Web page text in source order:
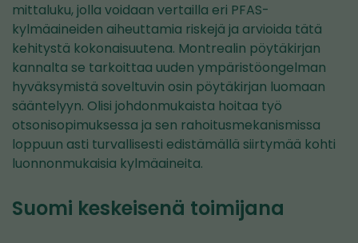
mittaluku, jolla voidaan vertailla eri PFAS-
kylmäaineiden aiheuttamia riskejä ja arvioida tätä
kehitystä kokonaisuutena. Montrealin pöytäkirjan
kannalta se tarkoittaa uuden ympäristöongelman
hyväksymistä soveltuvin osin pöytäkirjan luomaan
sääntelyyn. Olisi johdonmukaista hoitaa työ
otsonisopimuksessa ja sen rahoitusmekanismissa
loppuun asti turvallisesti edistämällä siirtymää kohti
luonnonmukaisia kylmäaineita.
Suomi keskeisenä toimijana